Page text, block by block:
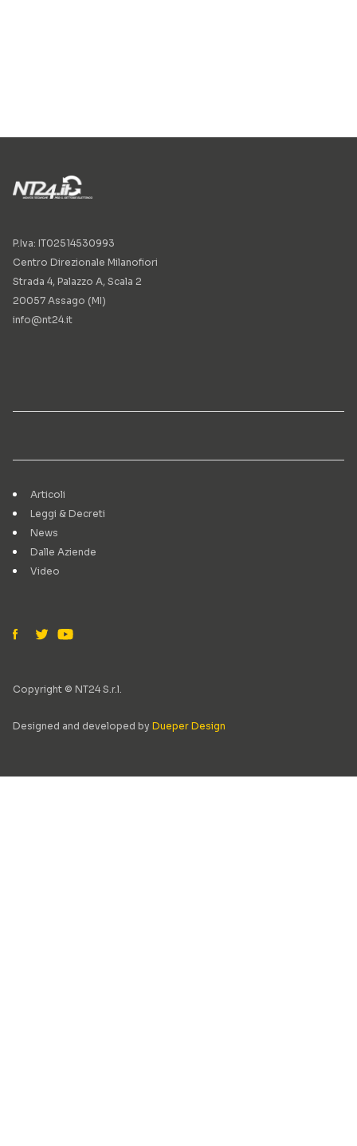
P.Iva: IT02514530993
Centro Direzionale Milanofiori
Strada 4, Palazzo A, Scala 2
20057 Assago (MI)
info@nt24.it
Articoli
Leggi & Decreti
News
Dalle Aziende
Video
Copyright © NT24 S.r.l.
Designed and developed by Dueper Design